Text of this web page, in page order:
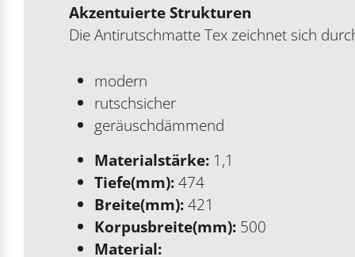
Akzentuierte Strukturen
Die Antirutschmatte Tex zeichnet sich
modern
rutschsicher
geräuschdämmend
Materialstärke: 1,1
Tiefe(mm):474
Breite(mm):421
Korpusbreite(mm): 500
Material: